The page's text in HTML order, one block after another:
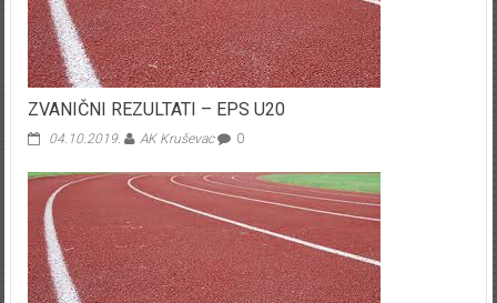
ZVANIČNI REZULTATI – EPS U20
04.10.2019. AK Kruševac 0